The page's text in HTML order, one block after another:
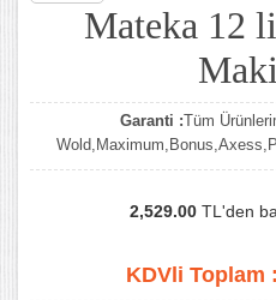
Mateka 12
Garanti :Tüm
2,529.00TL'den
KDVli Toplam :